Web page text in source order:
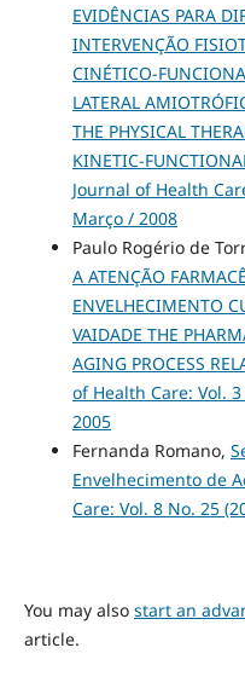
EVIDÊNCIAS PARA
INTERVENÇÃO
CINÉTICO-
LATERAL
THE PHYSICAL
KINETIC-
Journal of Health
Março / 2008
Paulo Rogério de
A ATENÇÃO
ENVELHECIMENTO
VAIDADE THE
AGING PROCESS
of Health Care: Vol.
2005
Fernanda Romano,
Envelhecimento de
Care: Vol. 8 No. 25
You may also start an
article.